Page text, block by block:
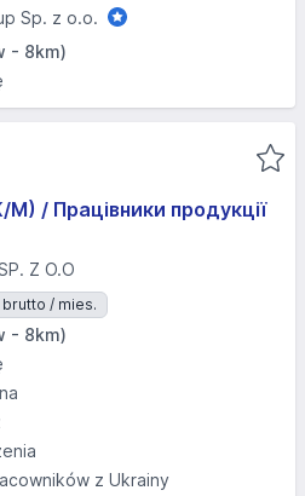
Sp. z o.o.
- 8km)
/ Працівники продукції
Z O.O
brutto / mies.
- 8km)
z Ukrainy